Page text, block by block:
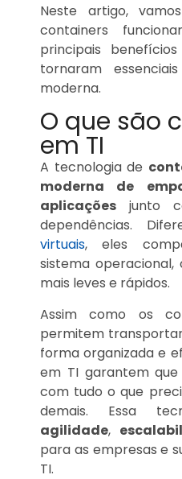
Neste artigo,
containers
principais
tornaram
moderna.
O que são
em TI
A tecnologia de
moderna de
aplicações junto
dependências.
virtuais, eles
sistema
mais leves e rápidos.
Assim como os
permitem
forma organizada e
em TI garantem
com tudo o que
demais. Essa
agilidade,
para as empresas e
TI.